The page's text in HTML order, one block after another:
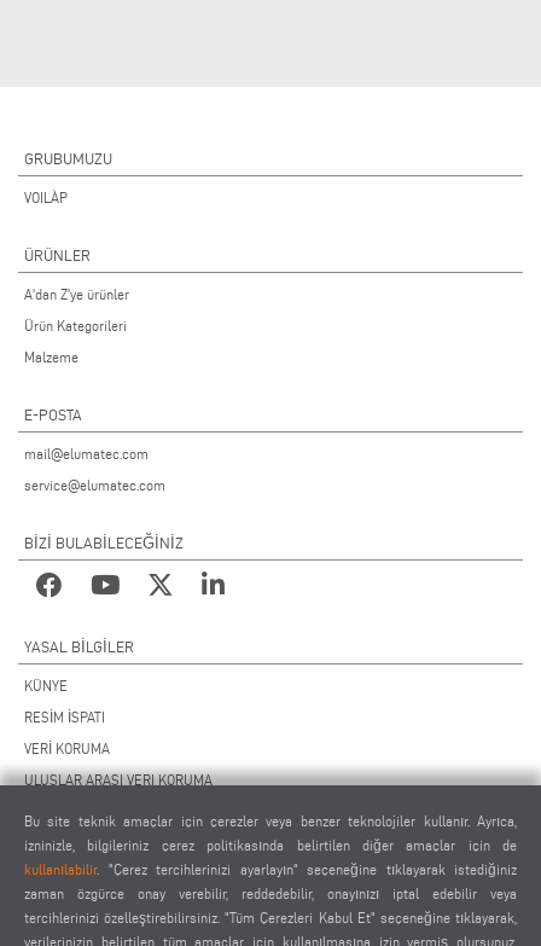
GRUBUMUZU
VOILÀP
ÜRÜNLER
A'dan Z'ye ürünler
Ürün Kategorileri
Malzeme
E-POSTA
mail@elumatec.com
service@elumatec.com
BİZİ BULABİLECEĞİNİZ
YASAL BILGILER
KÜNYE
RESİM İSPATI
VERİ KORUMA
ULUSLAR ARASI VERI KORUMA
UZAKTAN BAKIM SÖZLEŞMESİ
ÇEREZ AYARLARI
TEDARİKÇİLER DAVRANIŞ KURALLARI
Bu site teknik amaçlar için çerezler veya benzer teknolojiler kullanır. Ayrıca,
izninizle, bilgileriniz çerez politikasında belirtilen diğer amaçlar için de
kullanılabilir. "Çerez tercihlerinizi ayarlayın" seçeneğine tıklayarak istediğiniz
zaman özgürce onay verebilir, reddedebilir, onayınızı iptal edebilir veya
tercihlerinizi özelleştirebilirsiniz. "Tüm Çerezleri Kabul Et" seçeneğine tıklayarak,
verilerinizin belirtilen tüm amaçlar için kullanılmasına izin vermiş olursunuz.